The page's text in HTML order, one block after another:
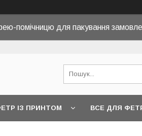
помічницю для пакування
ІЗ ПРИНТОМ ВСЕ ДЛЯ